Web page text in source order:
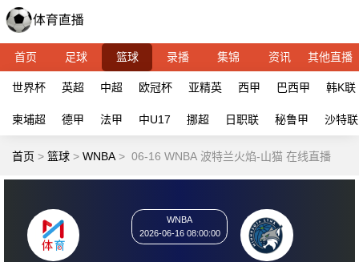
首页 足球 篮球 录播 集锦 资讯 其他直播
世界杯 英超 中超 欧冠杯 亚精英 西甲 巴西甲 韩K联
柬埔超 德甲 法甲 中U17 挪超 日职联 秘鲁甲 沙特联
首页 > 篮球 > WNBA > 06-16 WNBA 波特兰火焰-山猫 在线直播